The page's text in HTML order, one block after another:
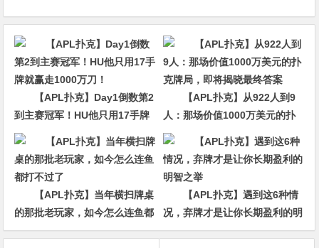
【APL扑克】Day1倒数第2
到主赛冠军！HU他只用17手牌
就赢走1000万刀！
【APL扑克】从922人到9
人：那场价值1000万美元的扑
克牌局，即将揭晓最终答案
【APL扑克】当年横扫牌桌
的那批老玩家，如今怎么连鱼都
打不过了
【APL扑克】遇到这6种情
况，弃牌才是让你长期盈利的明
智之举